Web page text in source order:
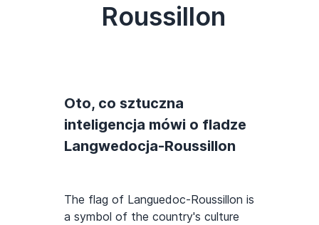
Roussillon
Oto, co sztuczna
inteligencja mówi o fladze
Langwedocja-Roussillon
The flag of Languedoc-Roussillon is
a symbol of the country's culture